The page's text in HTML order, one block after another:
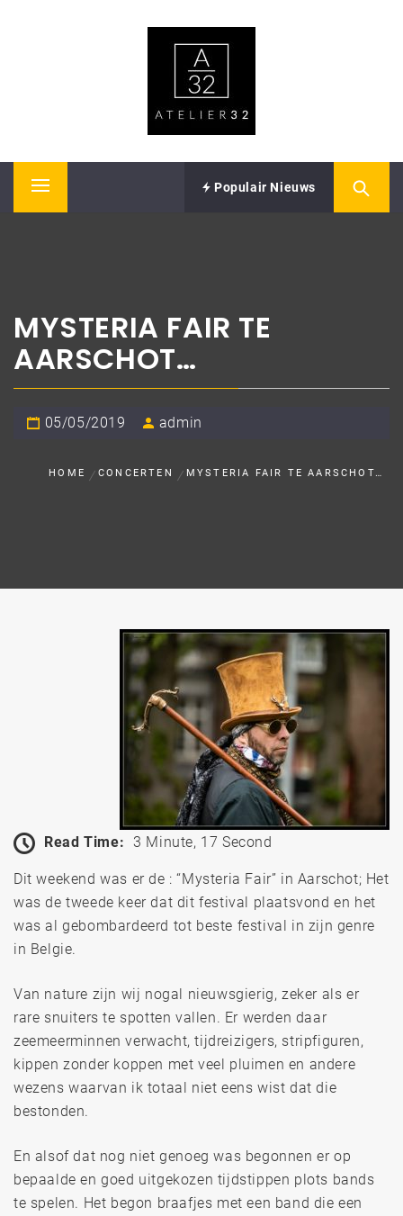
Primary
Populair Nieuws
MYSTERIA FAIR TE
AARSCHOT…
05/05/2019 admin
HOME CONCERTEN MYSTERIA FAIR TE AARSCHOT…
Read Time: 3 Minute, 17 Second
Dit weekend was er de : “Mysteria Fair” in Aarschot; Het
was de tweede keer dat dit festival plaatsvond en het
was al gebombardeerd tot beste festival in zijn genre
in Belgie.
Van nature zijn wij nogal nieuwsgierig, zeker als er
rare snuiters te spotten vallen. Er werden daar
zeemeerminnen verwacht, tijdreizigers, stripfiguren,
kippen zonder koppen met veel pluimen en andere
wezens waarvan ik totaal niet eens wist dat die
bestonden.
En alsof dat nog niet genoeg was begonnen er op
bepaalde en goed uitgekozen tijdstippen plots bands
te spelen. Het begon braafjes met een band die een